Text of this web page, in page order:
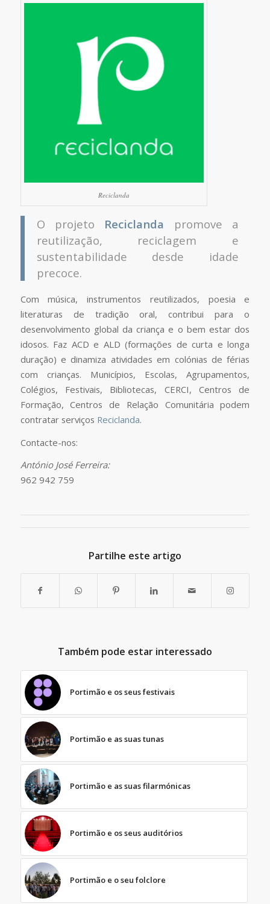
Reciclanda
O projeto Reciclanda promove a
reutilização, reciclagem e
sustentabilidade desde idade
precoce.
Com música, instrumentos reutilizados, poesia e
literaturas de tradição oral, contribui para o
desenvolvimento global da criança e o bem estar dos
idosos. Faz ACD e ALD (formações de curta e longa
duração) e dinamiza atividades em colónias de férias
com crianças. Municípios, Escolas, Agrupamentos,
Colégios, Festivais, Bibliotecas, CERCI, Centros de
Formação, Centros de Relação Comunitária podem
contratar serviços Reciclanda.
Contacte-nos:
António José Ferreira:
962 942 759
Partilhe este artigo
Também pode estar interessado
Portimão e os seus festivais
Portimão e as suas tunas
Portimão e as suas filarmónicas
Portimão e os seus auditórios
Portimão e o seu folclore